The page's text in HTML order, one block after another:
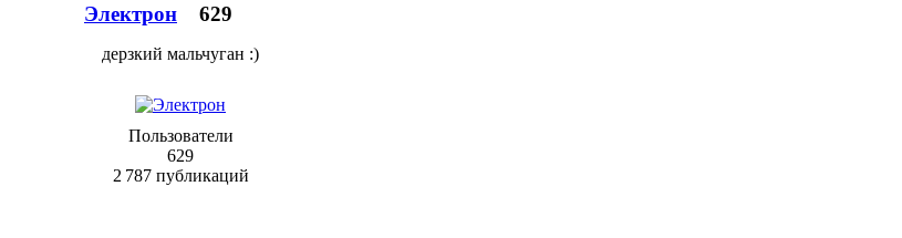
Электрон 629
дерзкий мальчуган :)
Пользователи
629
2 787 публикаций